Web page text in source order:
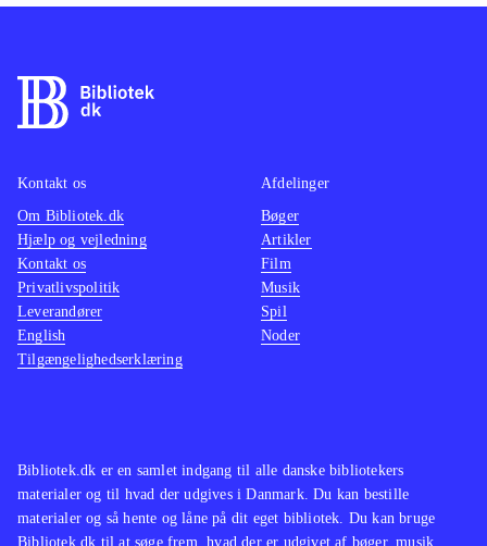
Bibliotek.dk er en samlet indgang til alle danske bibliotekers
materialer og til hvad der udgives i Danmark. Du kan bestille
materialer og så hente og låne på dit eget bibliotek. Du kan bruge
Bibliotek.dk til at søge frem, hvad der er udgivet af bøger, musik,
Kontakt os
Om Bibliotek.dk
Hjælp og vejledning
Kontakt os
Privatlivspolitik
Leverandører
English
Tilgængelighedserklæring
Afdelinger
Bøger
Artikler
Film
Musik
Spil
Noder